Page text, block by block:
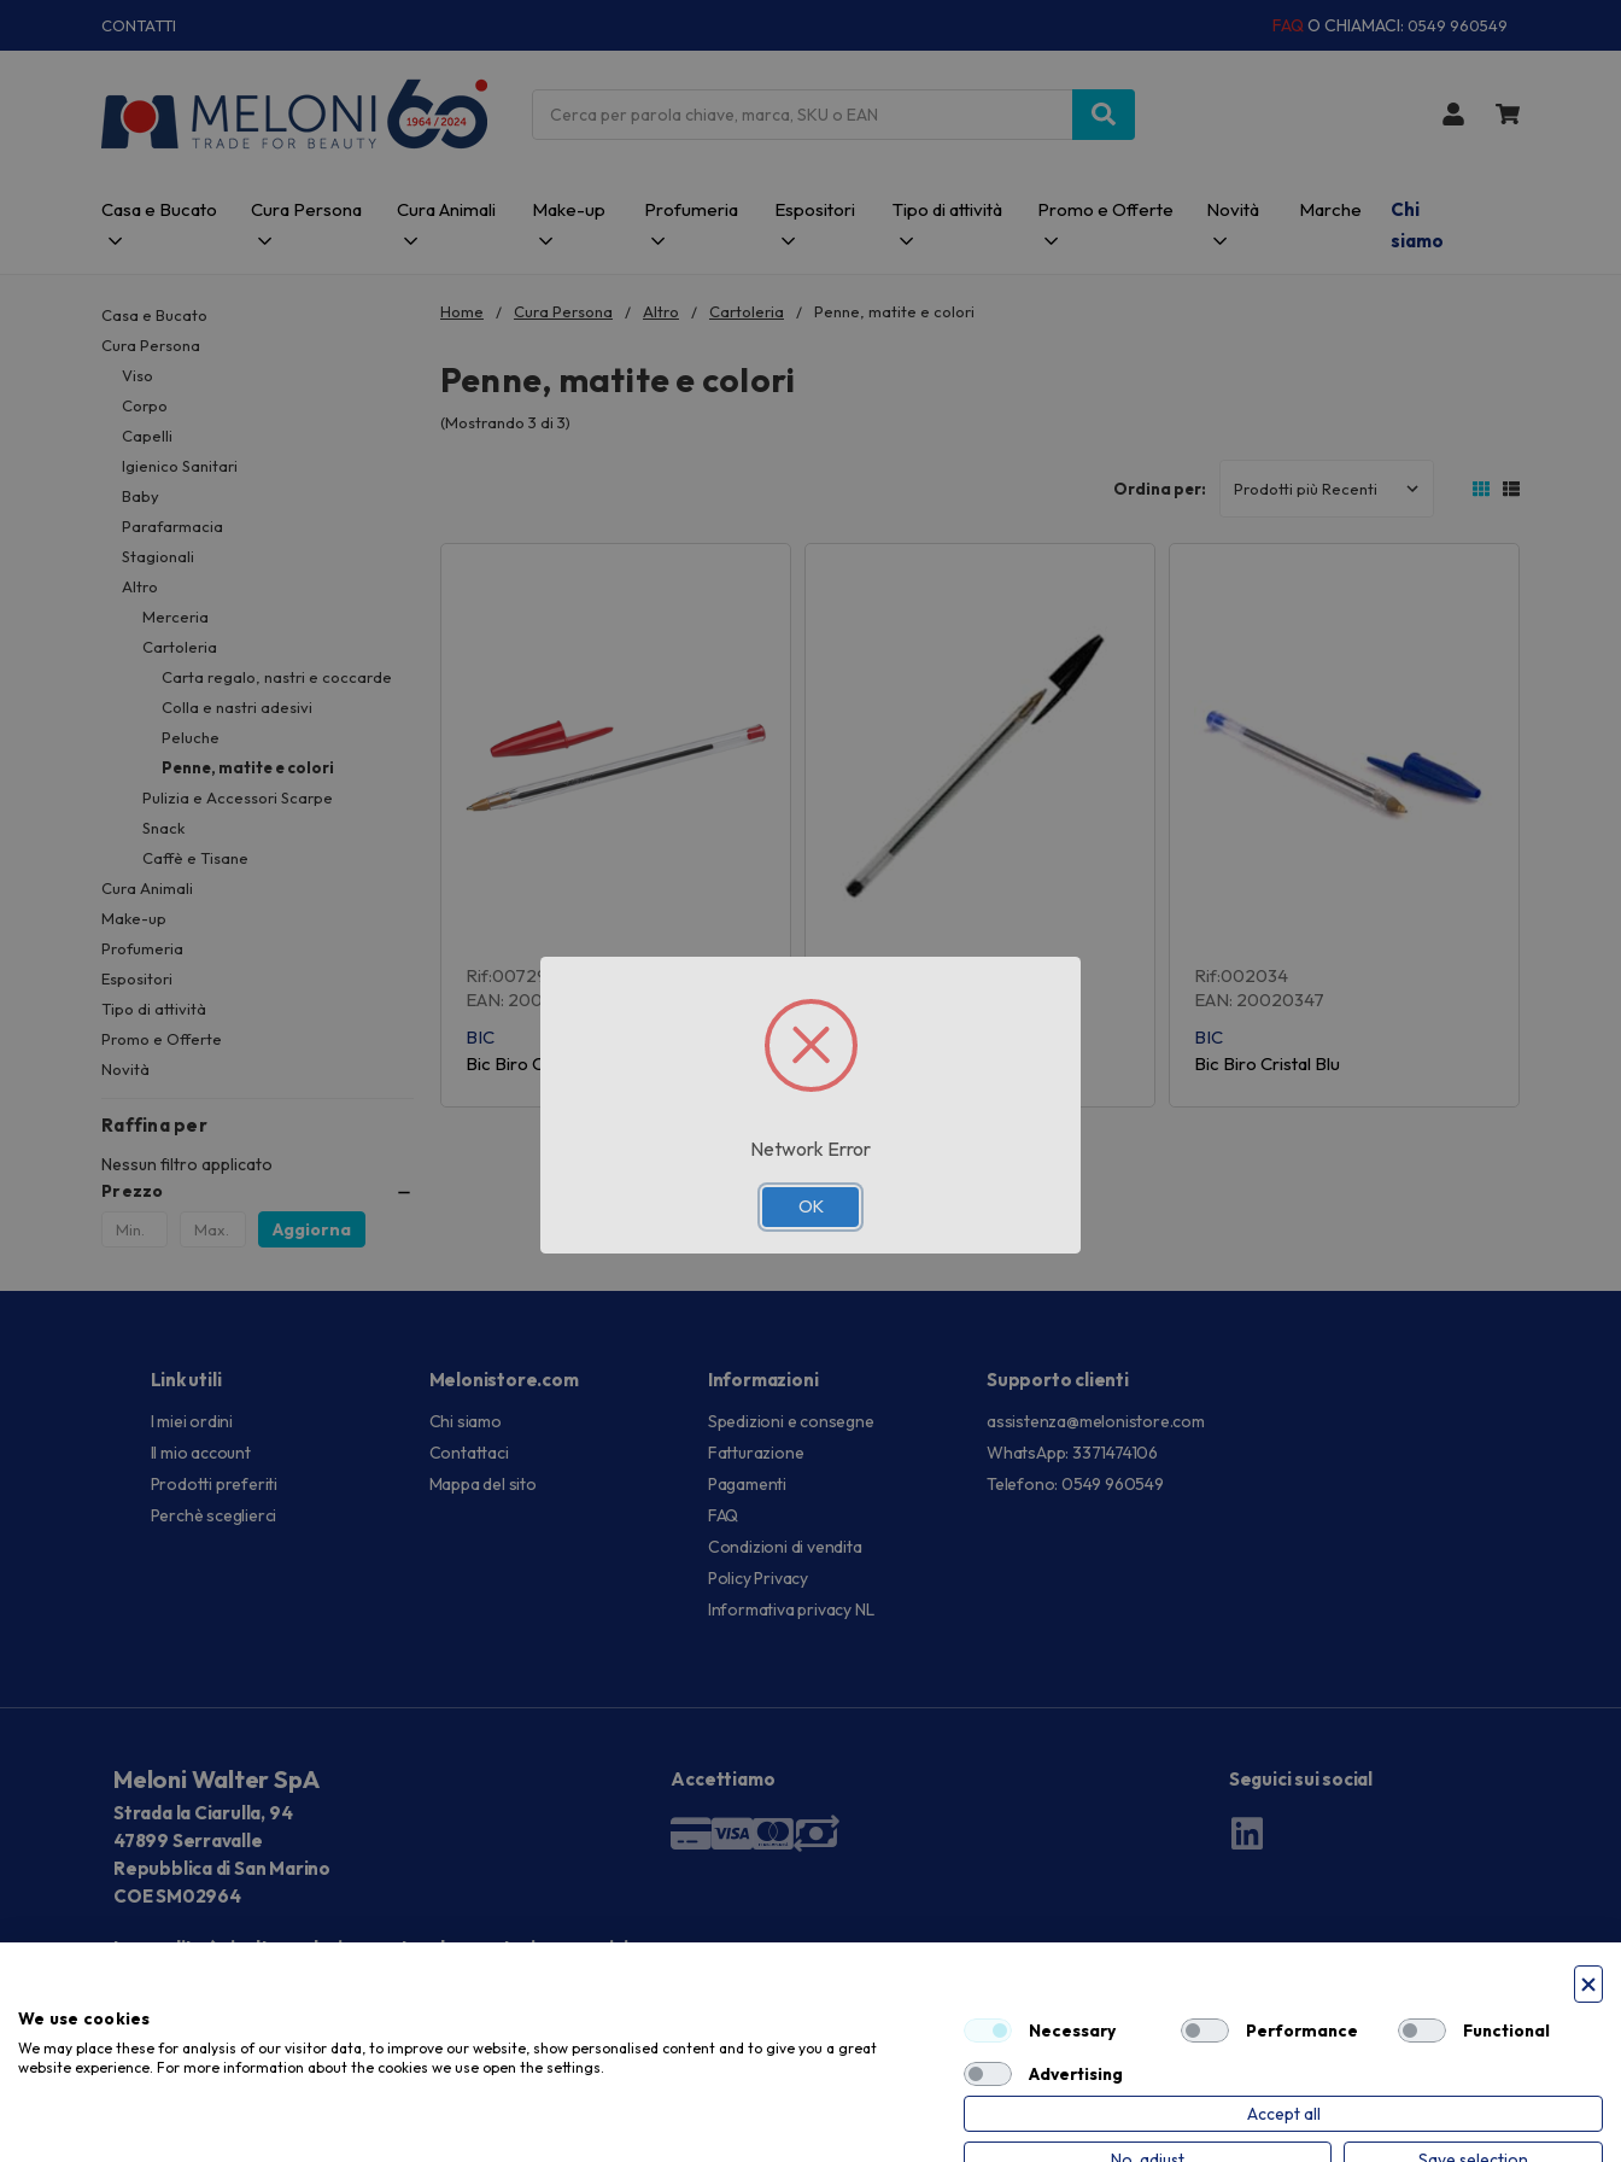
CONTATTI FAQ O CHIAMACI: 0549 960549
Casa e Bucato Cura Persona Cura Animali Make-up Profumeria Espositori Tipo di attività Promo e Offerte Novità Marche
Chi
siamo
Home Cura Persona Altro Cartoleria Penne, matite e colori
Penne, matite e colori
(Mostrando 3 di 3)
Casa e Bucato
Cura Persona
Viso
Corpo
Capelli
Igienico Sanitari
Baby
Parafarmacia
Stagionali
Altro
Merceria
Cartoleria
Carta regalo, nastri e coccarde
Colla e nastri adesivi
Peluche
Penne, matite e colori
Pulizia e Accessori Scarpe
Snack
Caffè e Tisane
Cura Animali
Make-up
Profumeria
Espositori
Tipo di attività
Promo e Offerte
Novità
Raffina per
Nessun filtro applicato
Prezzo
Aggiorna
Ordina per:
Rif:007290
EAN: 20072902
BIC
Bic Biro Cristal Rosse
EAN: 20072919
BIC
Bic Biro Cristal Nere
Rif:002034
EAN: 20020347
BIC
Bic Biro Cristal Blu
Link utili
I miei ordini
Il mio account
Prodotti preferiti
Perchè sceglierci
Melonistore.com
Chi siamo
Contattaci
Mappa del sito
Informazioni
Spedizioni e consegne
Fatturazione
Pagamenti
FAQ
Condizioni di vendita
Policy Privacy
Informativa privacy NL
Supporto clienti
assistenza@melonistore.com
WhatsApp: 3371474106
Telefono: 0549 960549
Meloni Walter SpA
Strada la Ciarulla, 94
47899 Serravalle
Repubblica di San Marino
COE SM02964
La vendita è rivolta esclusivamente ad operatori economici
Accettiamo Seguici sui social
Privacy Policy
Network Error
OK
We use cookies
We may place these for analysis of our visitor data, to improve our website, show personalised content and to give you a great
website experience. For more information about the cookies we use open the settings.
Necessary Performance
Functional
Advertising
Accept all